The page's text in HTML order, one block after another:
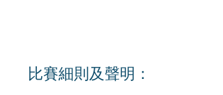
比賽細則及聲明：